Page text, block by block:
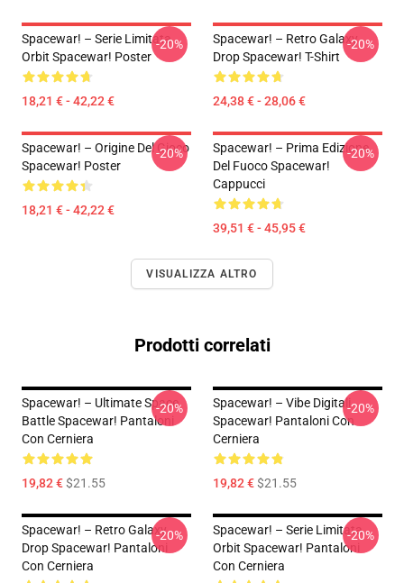
Spacewar! – Serie Limitata
Orbit Spacewar! Poster
18,21 € - 42,22 €
-20%
Spacewar! – Retro Galaxy
Drop Spacewar! T-Shirt
24,38 € - 28,06 €
-20%
Spacewar! – Origine Del Gioco
Spacewar! Poster
18,21 € - 42,22 €
-20%
Spacewar! – Prima Edizione
Del Fuoco Spacewar!
Cappucci
39,51 € - 45,95 €
-20%
VISUALIZZA ALTRO
Prodotti correlati
Spacewar! – Ultimate Space
Battle Spacewar! Pantaloni
Con Cerniera
19,82 €$21.55
-20%
Spacewar! – Vibe Digitali
Spacewar! Pantaloni Con
Cerniera
19,82 €$21.55
-20%
Spacewar! – Retro Galaxy
Drop Spacewar! Pantaloni
Con Cerniera
-20%
Spacewar! – Serie Limitata
Orbit Spacewar! Pantaloni
Con Cerniera
-20%